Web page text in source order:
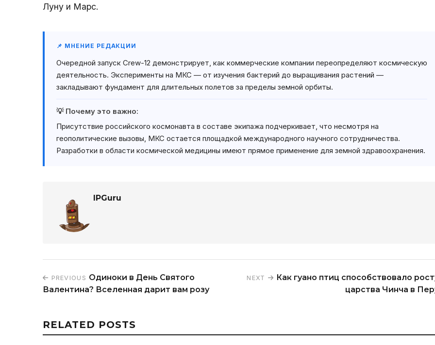
Луну и Марс.
📌 МНЕНИЕ РЕДАКЦИИ
Очередной запуск Crew-12 демонстрирует, как коммерческие компании переопределяют космическую
деятельность. Эксперименты на МКС — от изучения бактерий до выращивания растений —
закладывают фундамент для длительных полетов за пределы земной орбиты.
💡 Почему это важно:
Присутствие российского космонавта в составе экипажа подчеркивает, что несмотря на
геополитические вызовы, МКС остается площадкой международного научного сотрудничества.
Разработки в области космической медицины имеют прямое применение для земной здравоохранения.
IPGuru
PREVIOUS Одиноки в День Святого
Валентина? Вселенная дарит вам розу
NEXT
Как гуано птиц способствовало
царства Чинча в
RELATED POSTS